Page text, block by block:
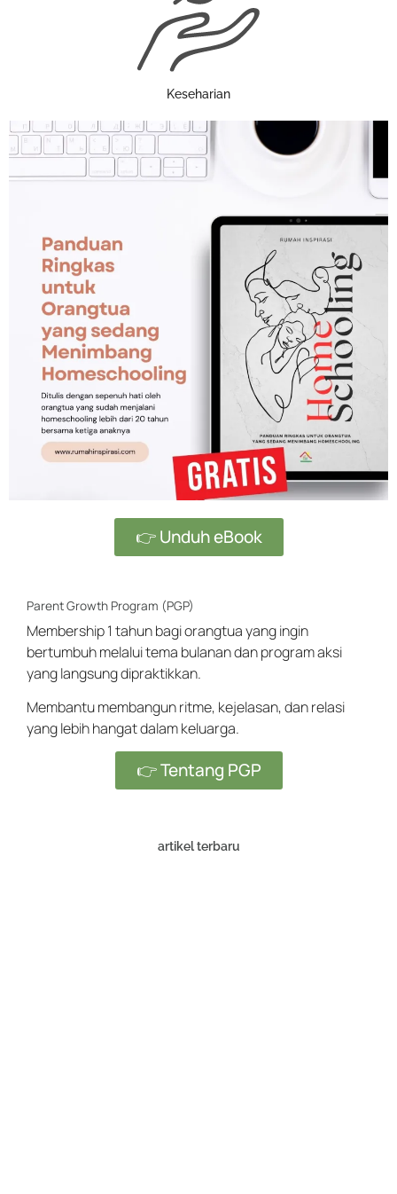
Keseharian
👉 Unduh eBook
Parent Growth Program (PGP)
Membership 1 tahun bagi orangtua yang ingin
bertumbuh melalui tema bulanan dan program aksi
yang langsung dipraktikkan.
Membantu membangun ritme, kejelasan, dan relasi
yang lebih hangat dalam keluarga.
👉 Tentang PGP
artikel terbaru